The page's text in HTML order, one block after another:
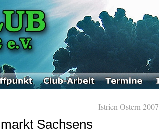
Istrien Ostern 2007
Sachsens